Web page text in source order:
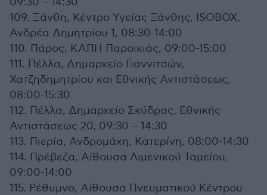
109. Ξάνθη, Κέντρο Υγείας Ξάνθης, ISOBOX,
Ανδρέα Δημητρίου 1, 08:30-14:00
110. Πάρος, ΚΑΠΗ Παροικιάς, 09:00-15:00
111. Πέλλα, Δημαρχείο Γιαννιτσών,
Χατζηδημητρίου και Εθνικής Αντιστάσεως,
08:00-15:30
112. Πέλλα, Δημαρχείο Σκύδρας, Εθνικής
Αντιστάσεως 20, 09:30 – 14:30
113. Πιερία, Ανδρομάχη, Κατερίνη, 08:00-14:30
114. Πρέβεζα, Αίθουσα Λιμενικού Ταμείου,
09:00-14:00
115. Ρέθυμνο, Αίθουσα Πνευματικού Κέντρου